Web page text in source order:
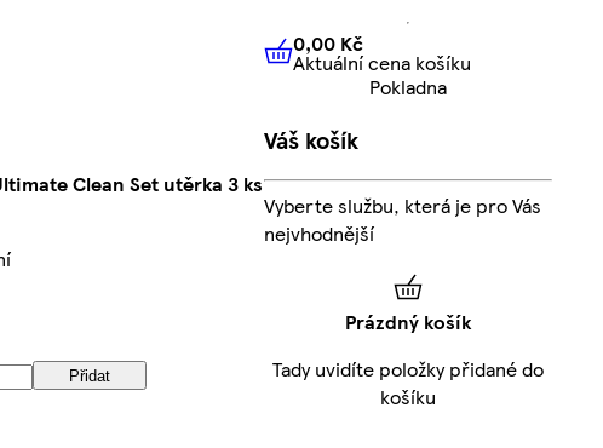
Clean Set utěrka 3 ks
Přidat
0,00 KčAktuální cena košíku
0,00 Kč
Aktuální cena košíku
Pokladna
Váš košík
Vyberte službu, která je pro Vás
nejvhodnější
Prázdný košík
Tady uvidíte položky přidané do
košíku